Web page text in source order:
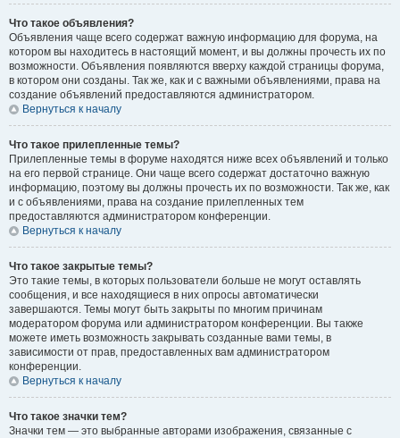
Что такое объявления?
Объявления чаще всего содержат важную информацию для форума, на
котором вы находитесь в настоящий момент, и вы должны прочесть их по
возможности. Объявления появляются вверху каждой страницы форума,
в котором они созданы. Так же, как и с важными объявлениями, права на
создание объявлений предоставляются администратором.
Вернуться к началу
Что такое прилепленные темы?
Прилепленные темы в форуме находятся ниже всех объявлений и только
на его первой странице. Они чаще всего содержат достаточно важную
информацию, поэтому вы должны прочесть их по возможности. Так же, как
и с объявлениями, права на создание прилепленных тем
предоставляются администратором конференции.
Вернуться к началу
Что такое закрытые темы?
Это такие темы, в которых пользователи больше не могут оставлять
сообщения, и все находящиеся в них опросы автоматически
завершаются. Темы могут быть закрыты по многим причинам
модератором форума или администратором конференции. Вы также
можете иметь возможность закрывать созданные вами темы, в
зависимости от прав, предоставленных вам администратором
конференции.
Вернуться к началу
Что такое значки тем?
Значки тем — это выбранные авторами изображения, связанные с